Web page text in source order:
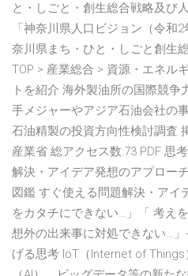
と・しごと・創生総合戦略及び
「神奈川県人口ビジョン（令和
奈川県まち・ひと・しごと創生
TOP > 産業総合 > 資源・エネル
トを紹介 海外製油所の国際競
手メジャーやアジア石油会社の
石油精製の投資方向性検討調査
産業省 総アクセス数:73 PDF 思
解決・アイデア発想のアプロー
図鑑 すぐ使える問題解決・アイ
をカタチにできない…」「 考え
想外の出来事に対処できない…
げる思考 IoT（Internet of